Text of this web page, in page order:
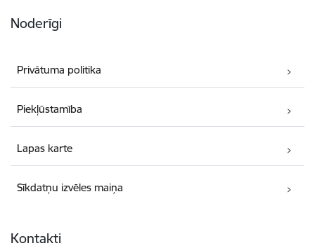
Noderīgi
Privātuma politika
Piekļūstamība
Lapas karte
Sīkdatņu izvēles maiņa
Kontakti